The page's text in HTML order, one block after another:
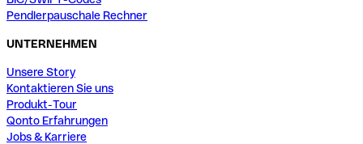
Pendlerpauschale Rechner
UNTERNEHMEN
Unsere Story
Kontaktieren Sie uns
Produkt-Tour
Qonto Erfahrungen
Jobs & Karriere